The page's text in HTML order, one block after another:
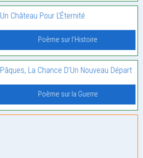
Un Château Pour L’Éternité
Poème sur l'Histoire
Pâques, La Chance D’Un Nouveau Départ
Poème sur la Guerre